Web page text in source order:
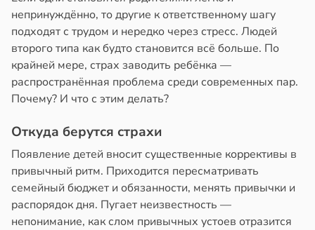
непринуждённо, то другие к ответственному шагу
подходят с трудом и нередко через стресс. Людей
второго типа как будто становится всё больше. По
крайней мере, страх заводить ребёнка —
распространённая проблема среди современных пар.
Почему? И что с этим делать?
Откуда берутся страхи
Появление детей вносит существенные коррективы в
привычный ритм. Приходится пересматривать
семейный бюджет и обязанности, менять привычки и
распорядок дня. Пугает неизвестность —
непонимание, как слом привычных устоев отразится
17:40